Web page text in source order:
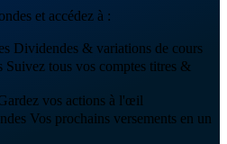
et accédez à :
Dividendes & variations de cours
Suivez tous vos comptes titres &
vos actions à l'œil
Vos prochains versements en un